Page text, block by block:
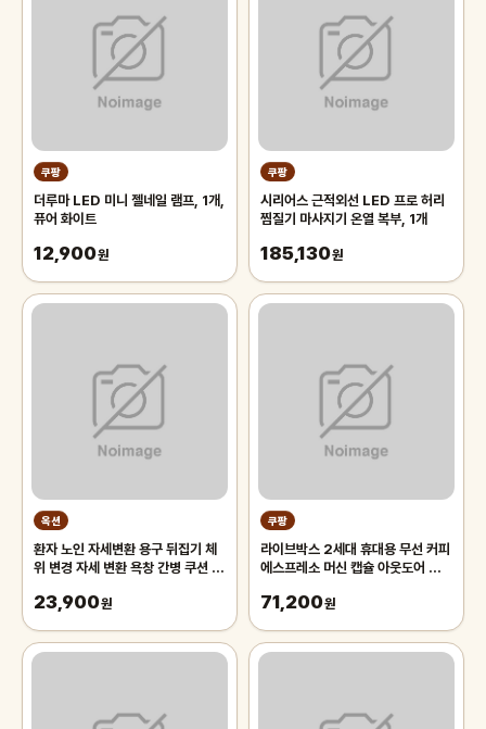
쿠팡
더루마 LED 미니 젤네일 램프, 1개,
퓨어 화이트
12,900원
쿠팡
시리어스 근적외선 LED 프로 허리
찜질기 마사지기 온열 복부, 1개
185,130원
옥션
환자 노인 자세변환 용구 뒤집기 체
위 변경 자세 변환 욕창 간병 쿠션 전
23,900원
쿠팡
라이브박스 2세대 휴대용 무선 커피
에스프레소 머신 캡슐 아웃도어 캠핑
71,200원